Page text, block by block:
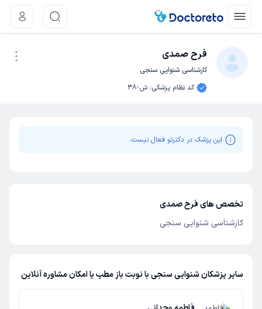
فرح صمدی
کارشناسی شنوایی سنجی
کد نظام پزشکی: ش-38
این پزشک در دکترتو فعال نیست.
تخصص های فرح صمدی
کارشناسی شنوایی سنجی
سایر پزشکان شنوایی سنجی با نوبت باز مطب یا امکان مشاوره آنلاین